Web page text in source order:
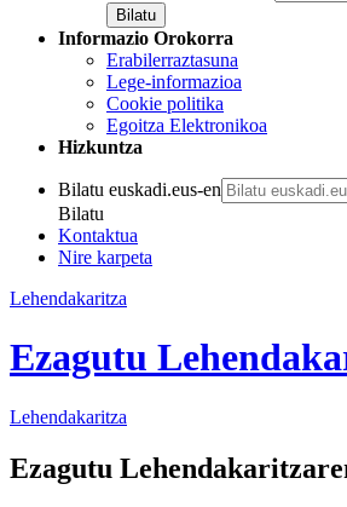
Informazio Orokorra
Erabilerraztasuna
Lege-informazioa
Cookie politika
Egoitza Elektronikoa
Hizkuntza
Bilatu euskadi.eus-en
Bilatu
Kontaktua
Nire karpeta
Lehendakaritza
Ezagutu
Lehendakaritza
Ezagutu